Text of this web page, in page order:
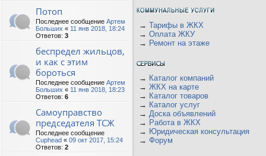
Потоп
Последнее сообщение Артем
Больших « 11 янв 2018, 18:24
Ответов: 3
беспредел жильцов,
и как с этим
бороться
Последнее сообщение Артем
Больших « 11 янв 2018, 18:23
Ответов: 6
Самоуправство
председателя ТСЖ
Последнее сообщение
Cuphead « 09 окт 2017, 15:24
Ответов: 2
→ Тарифы в ЖКХ
→ Оплата ЖКУ
→ Ремонт на этаже
→ Каталог компаний
→ ЖКХ на карте
→ Каталог товаров
→ Каталог услуг
→ Доска объявлений
→ Работа в ЖКХ
→ Юридическая консультация
→ Форум